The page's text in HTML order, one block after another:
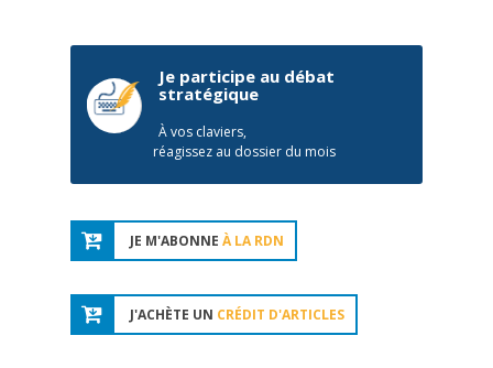
Je participe au débat
stratégique
À vos claviers,
réagissez au dossier du mois
JE M'ABONNE À LA RDN
J'ACHÈTE UN CRÉDIT D'ARTICLES